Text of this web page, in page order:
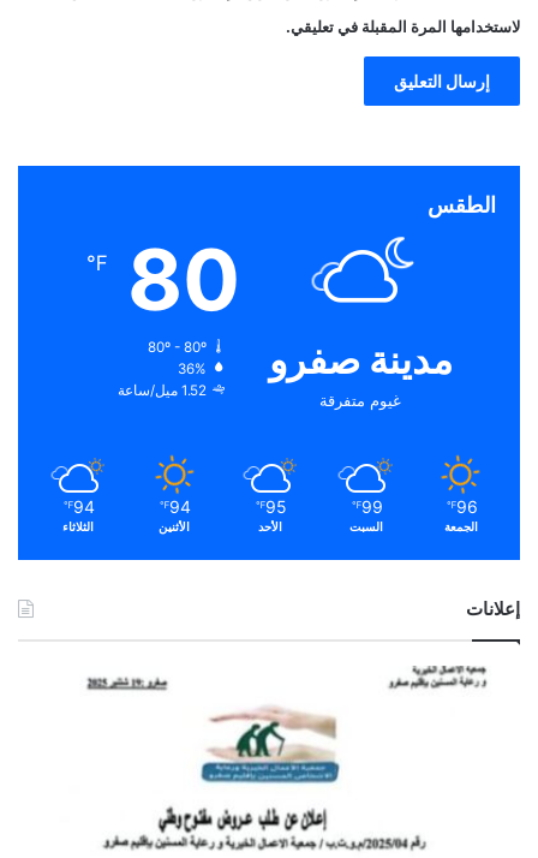
لاستخدامها المرة المقبلة في تعليقي.
الطقس
مدينة صفرو
غيوم متفرقة
80
℉
80º - 80º
36%
1.52 ميل/ساعة
96
℉
الجمعة
99
℉
السبت
95
℉
الأحد
94
℉
الأثنين
94
℉
الثلاثاء
إعلانات